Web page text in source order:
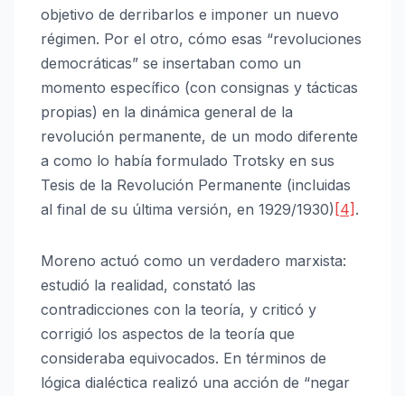
objetivo de derribarlos e imponer un nuevo
régimen. Por el otro, cómo esas “revoluciones
democráticas” se insertaban como un
momento específico (con consignas y tácticas
propias) en la dinámica general de la
revolución permanente, de un modo diferente
a como lo había formulado Trotsky en sus
Tesis de la Revolución Permanente (incluidas
al final de su última versión, en 1929/1930) [4] .
Moreno actuó como un verdadero marxista:
estudió la realidad, constató las
contradicciones con la teoría, y criticó y
corrigió los aspectos de la teoría que
consideraba equivocados. En términos de
lógica dialéctica realizó una acción de “negar